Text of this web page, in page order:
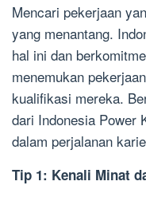
Mencari pekerjaan
yang menantang.
hal ini dan
menemukan
kualifikasi mereka.
dari Indonesia Power
dalam perjalanan
Tip 1: Kenali Minat